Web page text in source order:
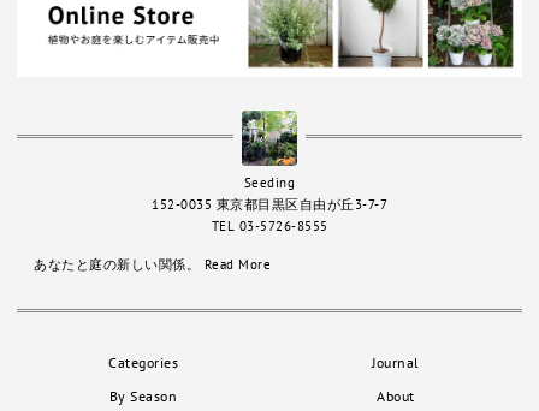
あなたと庭の新しい関係。 Read More
Seeding
152-0035 東京都目黒区自由が丘3-7-7
TEL 03-5726-8555
Categories
By Season
Journal
About